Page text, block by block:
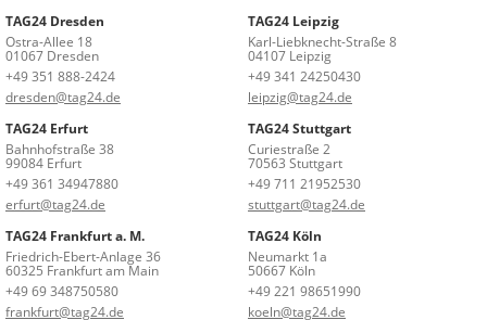
TAG24 Dresden
Ostra-Allee 18
01067 Dresden
+49 351 888-2424
dresden@tag24.de
TAG24 Leipzig
Karl-Liebknecht-Straße 8
04107 Leipzig
+49 341 24250430
leipzig@tag24.de
TAG24 Erfurt
Bahnhofstraße 38
99084 Erfurt
+49 361 34947880
erfurt@tag24.de
TAG24 Stuttgart
Curiestraße 2
70563 Stuttgart
+49 711 21952530
stuttgart@tag24.de
TAG24 Frankfurt a. M.
Friedrich-Ebert-Anlage 36
60325 Frankfurt am Main
+49 69 348750580
frankfurt@tag24.de
TAG24 Köln
Neumarkt 1a
50667 Köln
+49 221 98651990
koeln@tag24.de